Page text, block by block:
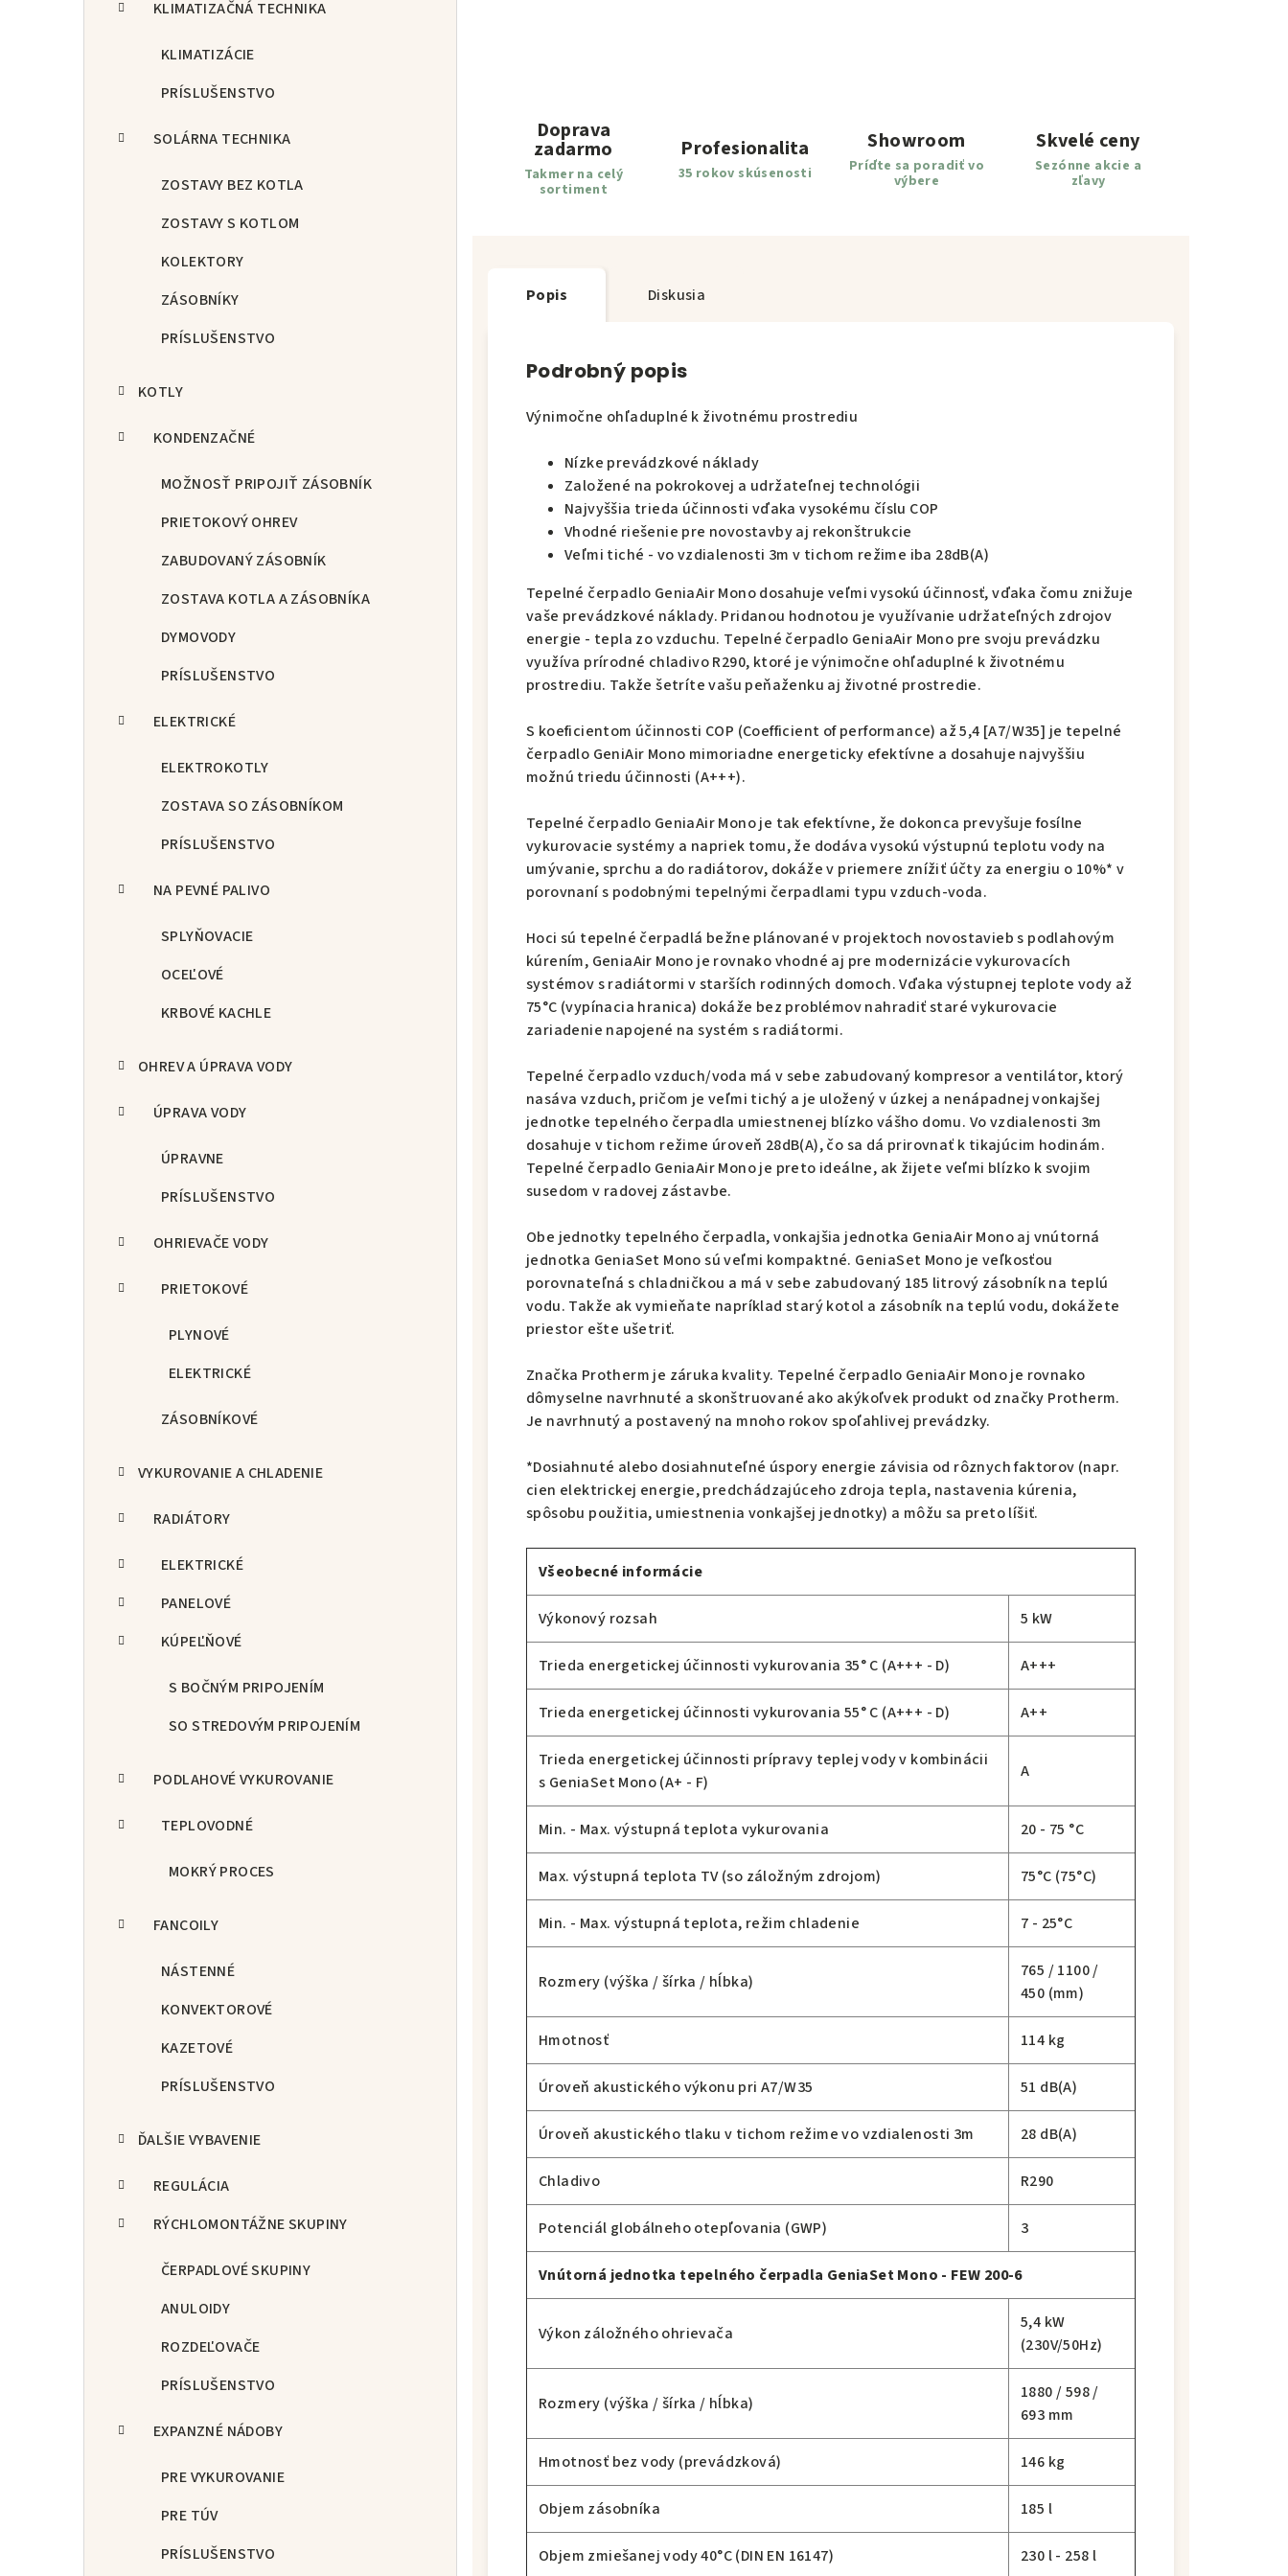
KLIMATIZAČNÁ TECHNIKA
KLIMATIZÁCIE
PRÍSLUŠENSTVO
SOLÁRNA TECHNIKA
ZOSTAVY BEZ KOTLA
ZOSTAVY S KOTLOM
KOLEKTORY
ZÁSOBNÍKY
PRÍSLUŠENSTVO
KOTLY
KONDENZAČNÉ
MOŽNOSŤ PRIPOJIŤ ZÁSOBNÍK
PRIETOKOVÝ OHREV
ZABUDOVANÝ ZÁSOBNÍK
ZOSTAVA KOTLA A ZÁSOBNÍKA
DYMOVODY
PRÍSLUŠENSTVO
ELEKTRICKÉ
ELEKTROKOTLY
ZOSTAVA SO ZÁSOBNÍKOM
PRÍSLUŠENSTVO
NA PEVNÉ PALIVO
SPLYŇOVACIE
OCEĽOVÉ
KRBOVÉ KACHLE
OHREV A ÚPRAVA VODY
ÚPRAVA VODY
ÚPRAVNE
PRÍSLUŠENSTVO
OHRIEVAČE VODY
PRIETOKOVÉ
PLYNOVÉ
ELEKTRICKÉ
ZÁSOBNÍKOVÉ
VYKUROVANIE A CHLADENIE
RADIÁTORY
ELEKTRICKÉ
PANELOVÉ
KÚPEĽŇOVÉ
S BOČNÝM PRIPOJENÍM
SO STREDOVÝM PRIPOJENÍM
PODLAHOVÉ VYKUROVANIE
TEPLOVODNÉ
MOKRÝ PROCES
FANCOILY
NÁSTENNÉ
KONVEKTOROVÉ
KAZETOVÉ
PRÍSLUŠENSTVO
ĎALŠIE VYBAVENIE
REGULÁCIA
RÝCHLOMONTÁŽNE SKUPINY
ČERPADLOVÉ SKUPINY
ANULOIDY
ROZDEĽOVAČE
PRÍSLUŠENSTVO
EXPANZNÉ NÁDOBY
PRE VYKUROVANIE
PRE TÚV
PRÍSLUŠENSTVO
Doprava
zadarmo
Takmer na celý
sortiment
Profesionalita
35 rokov skúsenosti
Showroom
Príďte sa poradiť vo
výbere
Skvelé ceny
Sezónne akcie a
zľavy
Popis Diskusia
Podrobný popis
Výnimočne ohľaduplné k životnému prostrediu
Nízke prevádzkové náklady
Založené na pokrokovej a udržateľnej technológii
Najvyššia trieda účinnosti vďaka vysokému číslu COP
Vhodné riešenie pre novostavby aj rekonštrukcie
Veľmi tiché - vo vzdialenosti 3m v tichom režime iba 28dB(A)
Tepelné čerpadlo GeniaAir Mono dosahuje veľmi vysokú účinnosť, vďaka čomu znižuje
vaše prevádzkové náklady. Pridanou hodnotou je využívanie udržateľných zdrojov
energie - tepla zo vzduchu. Tepelné čerpadlo GeniaAir Mono pre svoju prevádzku
využíva prírodné chladivo R290, ktoré je výnimočne ohľaduplné k životnému
prostrediu. Takže šetríte vašu peňaženku aj životné prostredie.
S koeficientom účinnosti COP (Coefficient of performance) až 5,4 [A7/W35] je tepelné
čerpadlo GeniAir Mono mimoriadne energeticky efektívne a dosahuje najvyššiu
možnú triedu účinnosti (A+++).
Tepelné čerpadlo GeniaAir Mono je tak efektívne, že dokonca prevyšuje fosílne
vykurovacie systémy a napriek tomu, že dodáva vysokú výstupnú teplotu vody na
umývanie, sprchu a do radiátorov, dokáže v priemere znížiť účty za energiu o 10%* v
porovnaní s podobnými tepelnými čerpadlami typu vzduch-voda.
Hoci sú tepelné čerpadlá bežne plánované v projektoch novostavieb s podlahovým
kúrením, GeniaAir Mono je rovnako vhodné aj pre modernizácie vykurovacích
systémov s radiátormi v starších rodinných domoch. Vďaka výstupnej teplote vody až
75°C (vypínacia hranica) dokáže bez problémov nahradiť staré vykurovacie
zariadenie napojené na systém s radiátormi.
Tepelné čerpadlo vzduch/voda má v sebe zabudovaný kompresor a ventilátor, ktorý
nasáva vzduch, pričom je veľmi tichý a je uložený v úzkej a nenápadnej vonkajšej
jednotke tepelného čerpadla umiestnenej blízko vášho domu. Vo vzdialenosti 3m
dosahuje v tichom režime úroveň 28dB(A), čo sa dá prirovnať k tikajúcim hodinám.
Tepelné čerpadlo GeniaAir Mono je preto ideálne, ak žijete veľmi blízko k svojim
susedom v radovej zástavbe.
Obe jednotky tepelného čerpadla, vonkajšia jednotka GeniaAir Mono aj vnútorná
jednotka GeniaSet Mono sú veľmi kompaktné. GeniaSet Mono je veľkosťou
porovnateľná s chladničkou a má v sebe zabudovaný 185 litrový zásobník na teplú
vodu. Takže ak vymieňate napríklad starý kotol a zásobník na teplú vodu, dokážete
priestor ešte ušetriť.
Značka Protherm je záruka kvality. Tepelné čerpadlo GeniaAir Mono je rovnako
dômyselne navrhnuté a skonštruované ako akýkoľvek produkt od značky Protherm.
Je navrhnutý a postavený na mnoho rokov spoľahlivej prevádzky.
*Dosiahnuté alebo dosiahnuteľné úspory energie závisia od rôznych faktorov (napr.
cien elektrickej energie, predchádzajúceho zdroja tepla, nastavenia kúrenia,
spôsobu použitia, umiestnenia vonkajšej jednotky) a môžu sa preto líšiť.
Všeobecné informácie
Výkonový rozsah 5 kW
Trieda energetickej účinnosti vykurovania 35° C (A+++ - D) A+++
Trieda energetickej účinnosti vykurovania 55° C (A+++ - D) A++
Trieda energetickej účinnosti prípravy teplej vody v kombinácii
s GeniaSet Mono (A+ - F)
A
Min. - Max. výstupná teplota vykurovania 20 - 75 °C
Max. výstupná teplota TV (so záložným zdrojom) 75°C (75°C)
Min. - Max. výstupná teplota, režim chladenie 7 - 25°C
Rozmery (výška / šírka / hĺbka)
765 / 1100 /
450 (mm)
Hmotnosť 114 kg
Úroveň akustického výkonu pri A7/W35 51 dB(A)
Úroveň akustického tlaku v tichom režime vo vzdialenosti 3m 28 dB(A)
Chladivo R290
Potenciál globálneho otepľovania (GWP) 3
Vnútorná jednotka tepelného čerpadla GeniaSet Mono - FEW 200-6
Výkon záložného ohrievača
5,4 kW
(230V/50Hz)
Rozmery (výška / šírka / hĺbka)
1880 / 598 /
693 mm
Hmotnosť bez vody (prevádzková) 146 kg
Objem zásobníka 185 l
Objem zmiešanej vody 40°C (DIN EN 16147) 230 l - 258 l